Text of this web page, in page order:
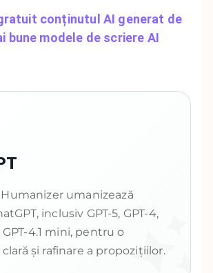
conținutul AI generat de
bune modele de scriere AI
umanizează
inclusiv GPT-5, GPT-4,
GPT-4.1 mini, pentru o
și rafinare a propozițiilor.